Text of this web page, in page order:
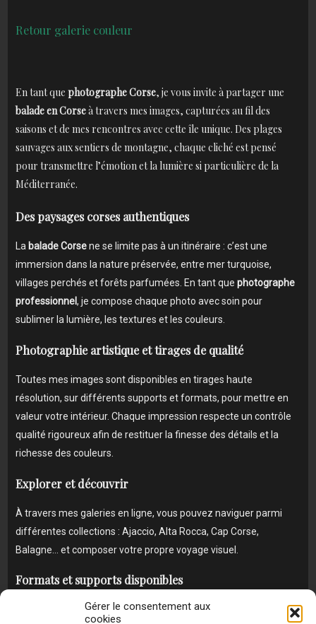
Gérer le consentement aux
cookies
Retour galerie couleur
En tant que photographe Corse, je vous invite à partager une
balade en Corseà travers mes images, capturées au fil des
saisons et de mes rencontres avec cette île unique. Des plages
sauvages aux sentiers de montagne, chaque cliché est pensé
pour transmettre l’émotion et la lumière si particulière de la
Méditerranée.
Des paysages corses authentiques
La balade Corsene se limite pas à un itinéraire : c’est une
immersion dans la nature préservée, entre mer turquoise,
villages perchés et forêts parfumées. En tant que photographe
professionnel, je compose chaque photo avec soin pour
sublimer la lumière, les textures et les couleurs.
Photographie artistique et tirages de qualité
Toutes mes images sont disponibles en tirages haute
résolution, sur différents supports et formats, pour mettre en
valeur votre intérieur. Chaque impression respecte un contrôle
qualité rigoureux afin de restituer la finesse des détails et la
richesse des couleurs.
Explorer et découvrir
À travers mes galeries en ligne, vous pouvez naviguer parmi
différentes collections : Ajaccio, Alta Rocca, Cap Corse,
Balagne… et composer votre propre voyage visuel.
Formats et supports disponibles
Toutes les photos de cette galerie sont proposées en différents